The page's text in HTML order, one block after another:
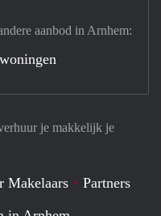
je makkelijk je
Makelaars
Partners
aanbod in Arnhem: